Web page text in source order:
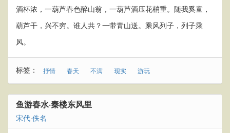
送别 思乡 爱情 饮酒 竹子
酒杯浓，一葫芦春色醉山翁，一葫芦酒压花梢重。随我奚童，
葫芦干，兴不穷。谁人共？一带青山送。乘风列子，列子乘
风。
标签： 抒情 春天 不满 现实 游玩
鱼游春水·秦楼东风里
宋代·佚名